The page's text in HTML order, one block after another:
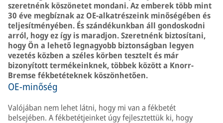
szeretnénk köszönetet mondani. Az emberek több mint
30 éve megbíznak az OE-alkatrészeink minőségében és
teljesítményében. És szándékunkban áll gondoskodni
arról, hogy ez így is maradjon. Szeretnénk biztosítani,
hogy Ön a lehető legnagyobb biztonságban legyen
vezetés közben a széles körben tesztelt és már
bizonyított termékeinknek, többek között a Knorr-
Bremse fékbetéteknek köszönhetően.
OE-minőség
Valójában nem lehet látni, hogy mi van a fékbetét
belsejében. A fékbetétjeinket úgy fejlesztettük ki, hogy